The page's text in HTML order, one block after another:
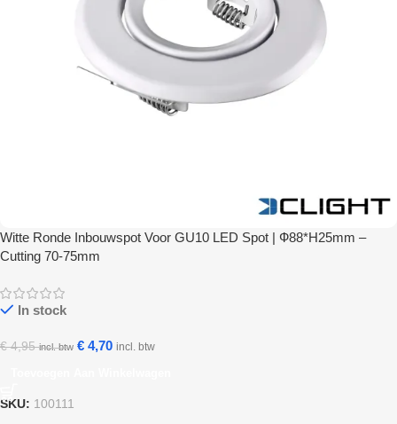
Witte Ronde Inbouwspot Voor GU10 LED Spot | Ф88*H25mm –
Cutting 70-75mm
In stock
€4,95 incl. btw € 4,70 incl. btw
SKU: 100111